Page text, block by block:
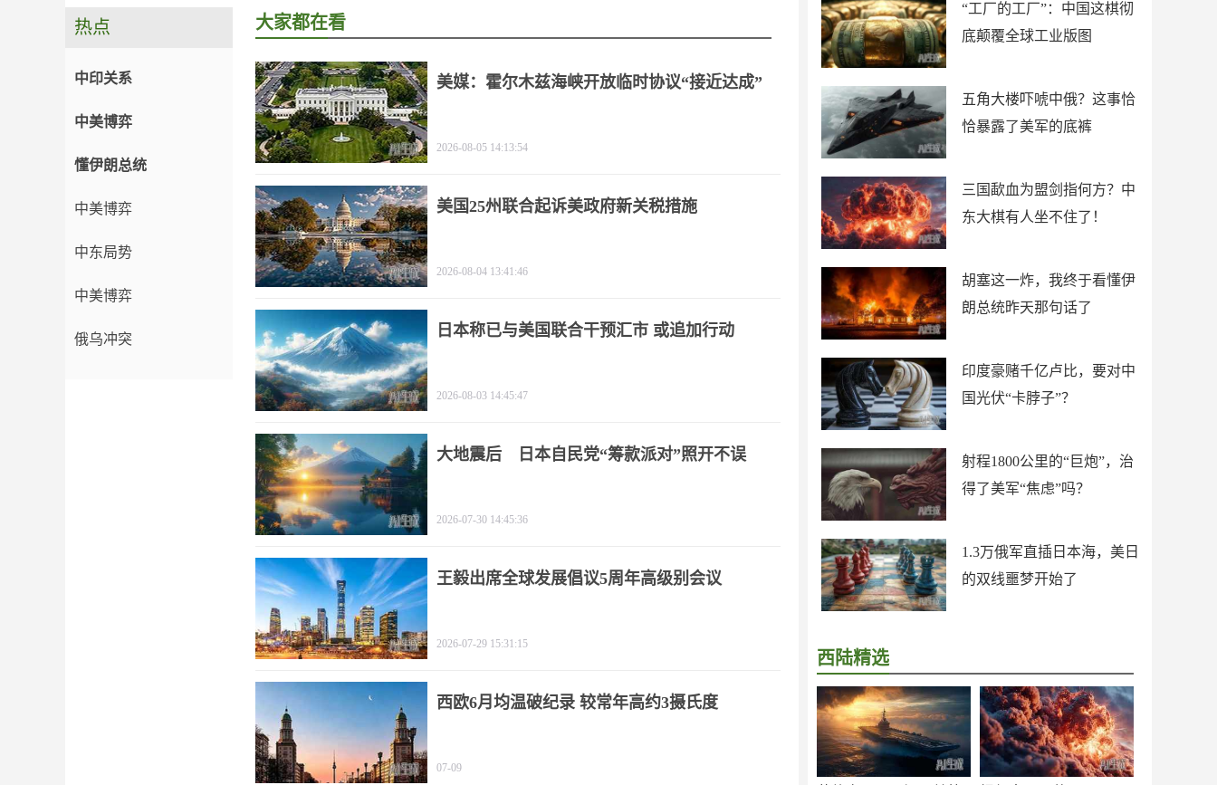
“工厂的工厂”：中国这棋彻
底颠覆全球工业版图
五角大楼吓唬中俄？这事恰
恰暴露了美军的底裤
三国歃血为盟剑指何方？中
东大棋有人坐不住了！
胡塞这一炸，我终于看懂伊
朗总统昨天那句话了
印度豪赌千亿卢比，要对中
国光伏“卡脖子”？
射程1800公里的“巨炮”，治
得了美军“焦虑”吗？
1.3万俄军直插日本海，美日
的双线噩梦开始了
西陆精选
热点
中印关系
中美博弈
懂伊朗总统
中美博弈
中东局势
中美博弈
俄乌冲突
大家都在看
美媒：霍尔木兹海峡开放临时协议“接近达成”
2026-08-05 14:13:54
美国25州联合起诉美政府新关税措施
2026-08-04 13:41:46
日本称已与美国联合干预汇市 或追加行动
2026-08-03 14:45:47
大地震后 日本自民党“筹款派对”照开不误
2026-07-30 14:45:36
王毅出席全球发展倡议5周年高级别会议
2026-07-29 15:31:15
西欧6月均温破纪录 较常年高约3摄氏度
07-09